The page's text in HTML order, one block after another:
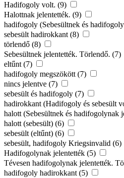
Hadifogoly volt. (9)
Halottnak jelentették. (9)
hadifogoly (Sebesültnek és
sebesült hadirokkant (8)
törlendő (8)
Sebesültnek jelentették. Törlendő. (7)
eltűnt (7)
hadifogoly megszökött (7)
nincs jelentve (7)
sebesült és hadifogoly (7)
hadirokkant (Hadifogoly és sebesült
halott (Sebesültnek és hadifogolynak
halott (sebesült) (6)
sebesült (eltűnt) (6)
sebesült, hadifogoly Kriegsinvalid (6)
Hadifogolynak jelentették (5)
Tévesen hadifogolynak jelentették.
hadifogoly hadirokkant (5)